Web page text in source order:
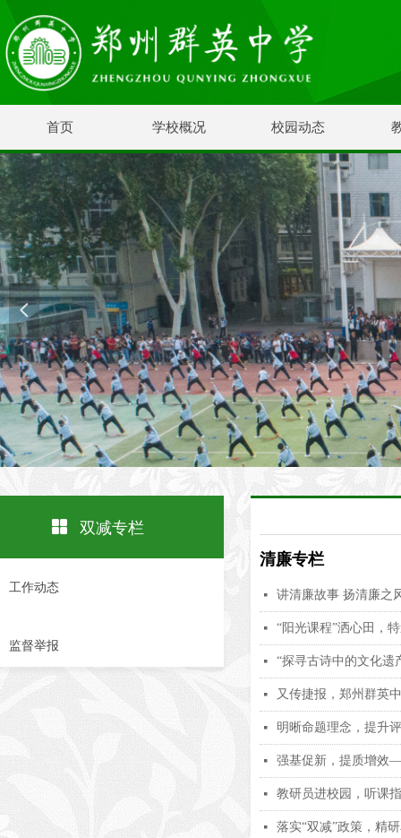
首页 学校概况 校园动态
清廉专栏
넷 讲清廉故事 扬清廉
넷 “阳光课程”洒心田，
넷 “探寻古诗中的文化
넷 又传捷报，郑州群英
넷 明晰命题理念，提升
넷 强基促新，提质增效
넷 教研员进校园，听课
넷 落实“双减”政策，精
넒 双减专栏
工作动态
监督举报
넳